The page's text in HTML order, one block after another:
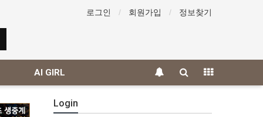
로그인 회원가입 정보찾기
AI GIRL
Login